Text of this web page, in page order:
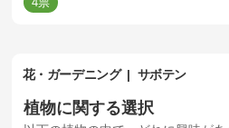
花・ガーデニング サボテン
植物に関する選択